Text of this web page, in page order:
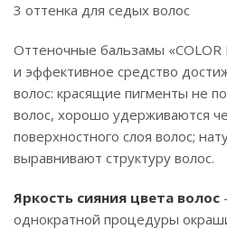
3 оттенка для седых волос
Оттеночные бальзамы «COLOR
и эффективное средство
волос: красящие пигменты не
волос, хорошо удерживаются
поверхностного слоя волос;
выравнивают структуру волос.
Яркость сияния цвета волос
однократной процедуры